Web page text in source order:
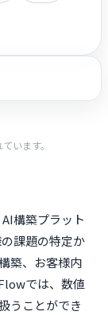
います。
構築プラット
課題の特定か
築、お客様内
では、数値
うことができ